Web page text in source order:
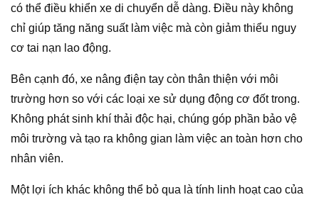
có thể điều khiển xe di chuyển dễ dàng. Điều này không
chỉ giúp tăng năng suất làm việc mà còn giảm thiểu nguy
cơ tai nạn lao động.
Bên cạnh đó, xe nâng điện tay còn thân thiện với môi
trường hơn so với các loại xe sử dụng động cơ đốt trong.
Không phát sinh khí thải độc hại, chúng góp phần bảo vệ
môi trường và tạo ra không gian làm việc an toàn hơn cho
nhân viên.
Một lợi ích khác không thể bỏ qua là tính linh hoạt cao của